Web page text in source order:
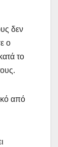
δεν
ο
το
από